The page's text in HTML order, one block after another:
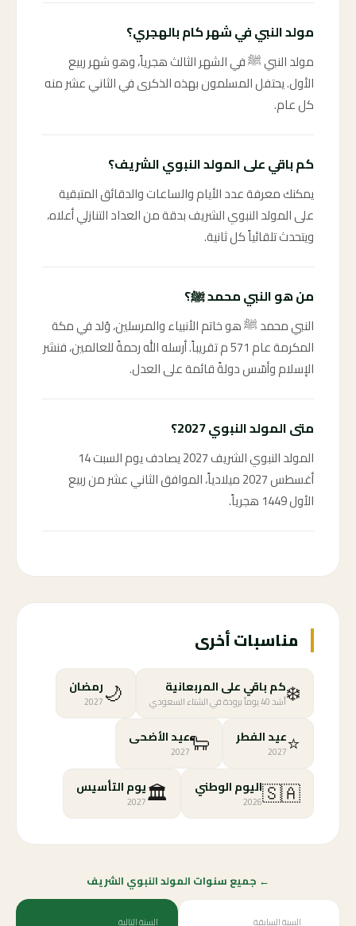
مولد النبي في شهر كام بالهجري؟
مولد النبي ﷺ في الشهر الثالث هجرياً، وهو شهر ربيع
الأول. يحتفل المسلمون بهذه الذكرى في الثاني عشر منه
كل عام.
كم باقي على المولد النبوي الشريف؟
يمكنك معرفة عدد الأيام والساعات والدقائق المتبقية
على المولد النبوي الشريف بدقة من العداد التنازلي أعلاه،
ويتحدث تلقائياً كل ثانية.
من هو النبي محمد ﷺ؟
النبي محمد ﷺ هو خاتم الأنبياء والمرسلين، وُلد في مكة
المكرمة عام 571 م تقريباً. أرسله الله رحمةً للعالمين، فنشر
الإسلام وأسّس دولةً قائمة على العدل.
متى المولد النبوي 2027؟
المولد النبوي الشريف 2027 يصادف يوم السبت 14
أغسطس 2027 ميلادياً، الموافق الثاني عشر من ربيع
الأول 1449 هجرياً.
مناسبات أخرى
❄️كم باقي على المربعانية
أشد 40 يوماً برودة في الشتاء السعودي 🌙رمضان
2027
⭐عيد الفطر
2027
🐑عيد الأضحى
2027
🇸🇦اليوم الوطني
2026
🏛️يوم التأسيس
2027
← جميع سنوات المولد النبوي الشريف
السنة السابقة السنة التالية